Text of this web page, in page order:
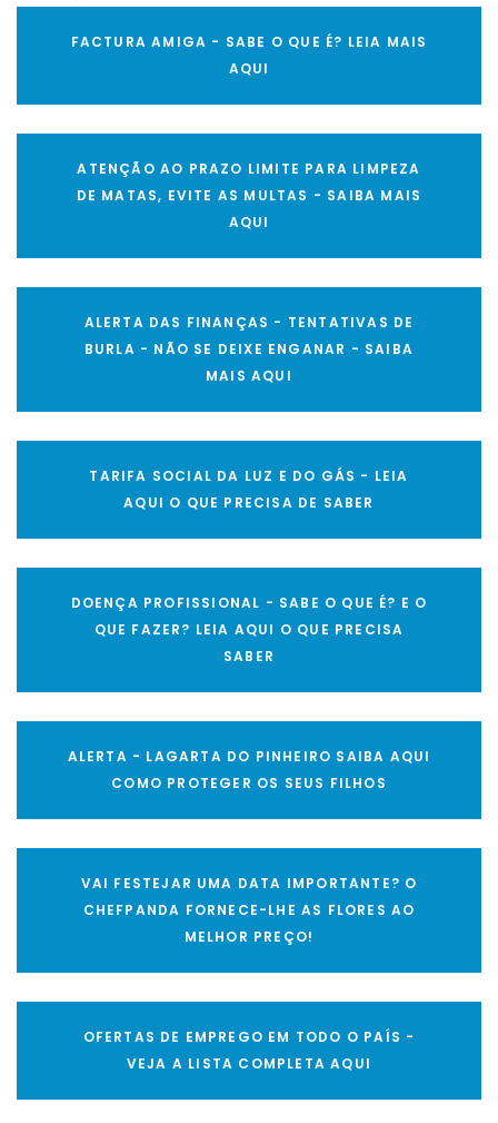
FACTURA AMIGA - SABE O QUE É? LEIA MAIS
AQUI
ATENÇÃO AO PRAZO LIMITE PARA LIMPEZA
DE MATAS, EVITE AS MULTAS - SAIBA MAIS
AQUI
ALERTA DAS FINANÇAS - TENTATIVAS DE
BURLA - NÃO SE DEIXE ENGANAR - SAIBA
MAIS AQUI
TARIFA SOCIAL DA LUZ E DO GÁS - LEIA
AQUI O QUE PRECISA DE SABER
DOENÇA PROFISSIONAL - SABE O QUE É? E O
QUE FAZER? LEIA AQUI O QUE PRECISA
SABER
ALERTA - LAGARTA DO PINHEIRO SAIBA AQUI
COMO PROTEGER OS SEUS FILHOS
VAI FESTEJAR UMA DATA IMPORTANTE? O
CHEFPANDA FORNECE-LHE AS FLORES AO
MELHOR PREÇO!
OFERTAS DE EMPREGO EM TODO O PAÍS -
VEJA A LISTA COMPLETA AQUI